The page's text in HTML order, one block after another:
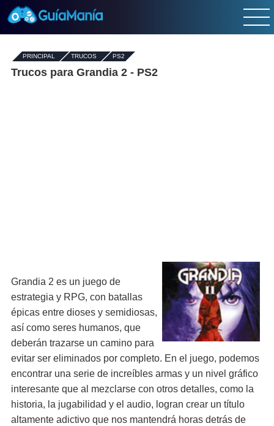
PRINCIPAL - TRUCOS- PS2
Trucos para Grandia 2 - PS2
Grandia 2 es un juego de
estrategia y RPG, con batallas
épicas entre dioses y semidiosas,
así como seres humanos, que
deberán trazarse un camino para
evitar ser eliminados por completo. En el juego, podemos
encontrar una serie de increíbles armas y un nivel gráfico
interesante que al mezclarse con otros detalles, como la
historia, la jugabilidad y el audio, logran crear un título
altamente adictivo que nos mantendrá horas detrás de